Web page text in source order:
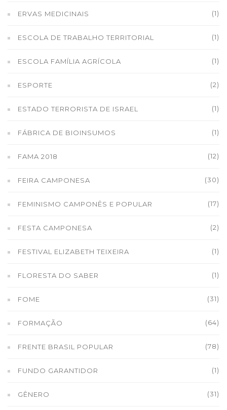
ERVAS MEDICINAIS (1)
ESCOLA DE TRABALHO TERRITORIAL (1)
ESCOLA FAMÍLIA AGRÍCOLA (1)
ESPORTE (2)
ESTADO TERRORISTA DE ISRAEL (1)
FÁBRICA DE BIOINSUMOS (1)
FAMA 2018 (12)
FEIRA CAMPONESA (30)
FEMINISMO CAMPONÊS E POPULAR (17)
FESTA CAMPONESA (2)
FESTIVAL ELIZABETH TEIXEIRA (1)
FLORESTA DO SABER (1)
FOME (31)
FORMAÇÃO (64)
FRENTE BRASIL POPULAR (78)
FUNDO GARANTIDOR (1)
GÊNERO (31)